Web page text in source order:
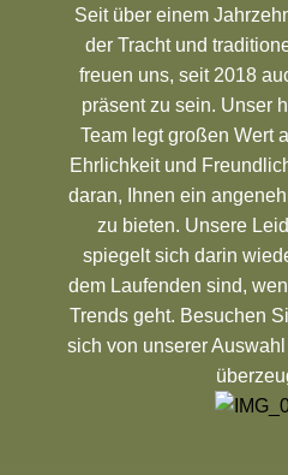
Seit über einem
der Tracht und
freuen uns, seit 2018
präsent zu sein. Unser
Team legt großen Wert
Ehrlichkeit und
daran, Ihnen ein
zu bieten. Unsere
spiegelt sich darin
dem Laufenden sind,
Trends geht. Besuchen
sich von unserer